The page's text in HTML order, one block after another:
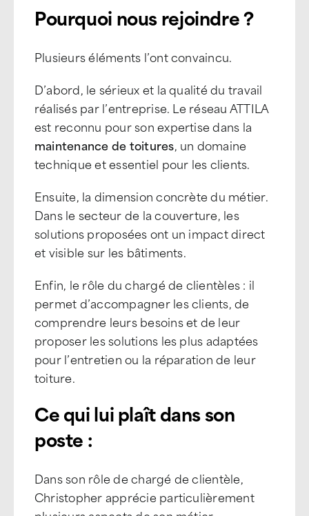
Pourquoi nous rejoindre ?
Plusieurs éléments l’ont convaincu.
D’abord, le sérieux et la qualité du travail
réalisés par l’entreprise. Le réseau ATTILA
est reconnu pour son expertise dans la
maintenance de toitures, un domaine
technique et essentiel pour les clients.
Ensuite, la dimension concrète du métier.
Dans le secteur de la couverture, les
solutions proposées ont un impact direct
et visible sur les bâtiments.
Enfin, le rôle du chargé de clientèles : il
permet d’accompagner les clients, de
comprendre leurs besoins et de leur
proposer les solutions les plus adaptées
pour l’entretien ou la réparation de leur
toiture.
Ce qui lui plaît dans son
poste :
Dans son rôle de chargé de clientèle,
Christopher apprécie particulièrement